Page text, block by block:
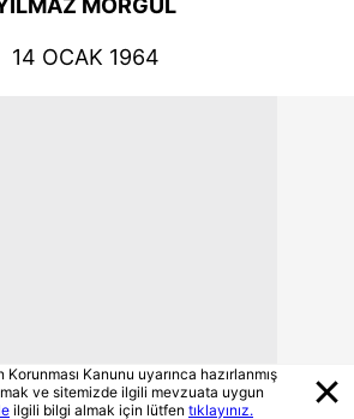
MORGÜL
14 OCAK 1964
Korunması Kanunu uyarınca hazırlanmış
ve sitemizde ilgili mevzuata uygun
ilgili bilgi almak için lütfen tıklayınız.